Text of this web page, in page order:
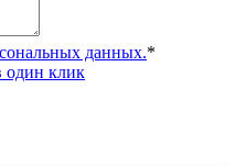
данных.*
один клик